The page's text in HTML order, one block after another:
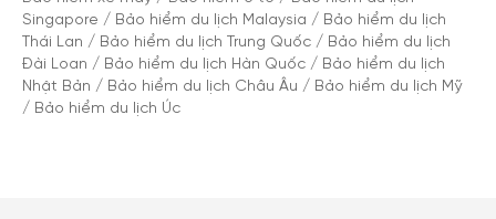
Singapore / Bảo hiểm du lịch Malaysia / Bảo hiểm du lịch
Thái Lan / Bảo hiểm du lịch Trung Quốc / Bảo hiểm du lịch
Đài Loan / Bảo hiểm du lịch Hàn Quốc / Bảo hiểm du lịch
Nhật Bản / Bảo hiểm du lịch Châu Âu / Bảo hiểm du lịch Mỹ
/ Bảo hiểm du lịch Úc